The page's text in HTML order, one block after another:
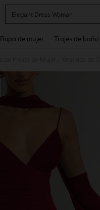
Elegant Dress Woman
Ropa de mujer Trajes de baño